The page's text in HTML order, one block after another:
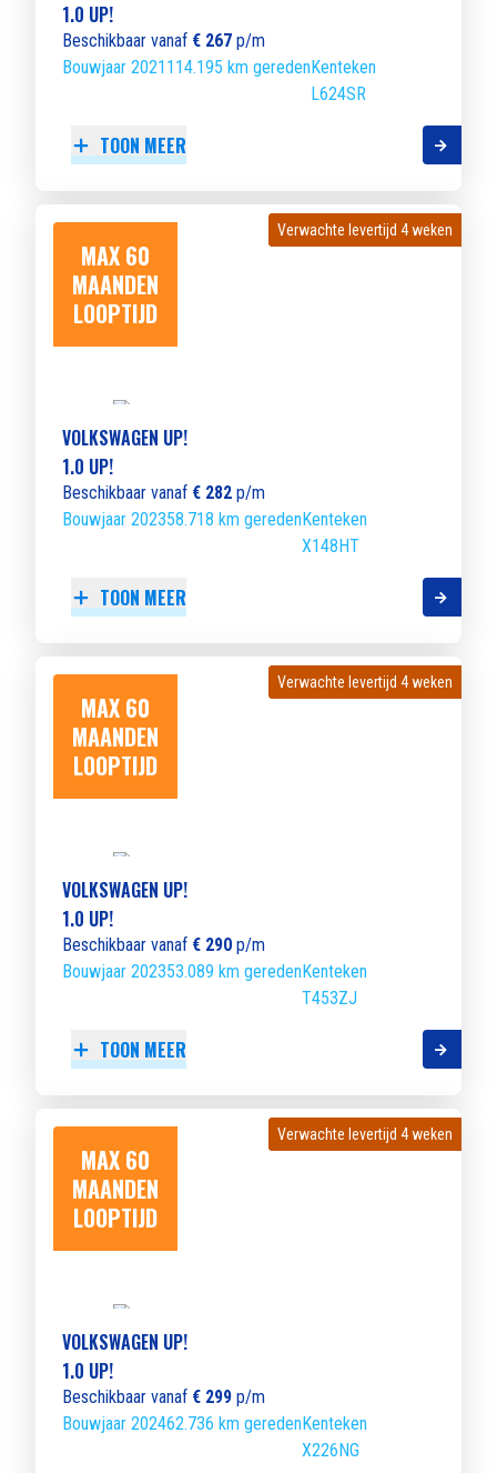
1.0 UP!
Beschikbaar vanaf € 267 p/m
Bouwjaar 2021114.195 km geredenKenteken
L624SR
TOON MEER
MAX 60
MAANDEN
LOOPTIJD
Verwachte levertijd 4 weken
Verwachte levertijd 4 weken
VOLKSWAGEN UP!
1.0 UP!
Beschikbaar vanaf € 282 p/m
Bouwjaar 202358.718 km geredenKenteken
X148HT
TOON MEER
MAX 60
MAANDEN
LOOPTIJD
Verwachte levertijd 4 weken
Verwachte levertijd 4 weken
VOLKSWAGEN UP!
1.0 UP!
Beschikbaar vanaf € 290 p/m
Bouwjaar 202353.089 km geredenKenteken
T453ZJ
TOON MEER
MAX 60
MAANDEN
LOOPTIJD
Verwachte levertijd 4 weken
Verwachte levertijd 4 weken
VOLKSWAGEN UP!
1.0 UP!
Beschikbaar vanaf € 299 p/m
Bouwjaar 202462.736 km geredenKenteken
X226NG